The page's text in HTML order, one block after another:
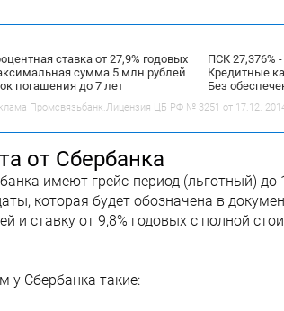
ставка от 27,9% годовых
сумма 5 млн рублей
погашения до 7 лет
ПСК 27,376% -
Кредитные
Без
Промсвязьбанк.Лицензия ЦБ РФ № 3251 от 17.12.
от Сбербанка
имеют грейс-период (льготный) до
которая будет обозначена в
и ставку от 9,8% годовых с полной
у Сбербанка такие: